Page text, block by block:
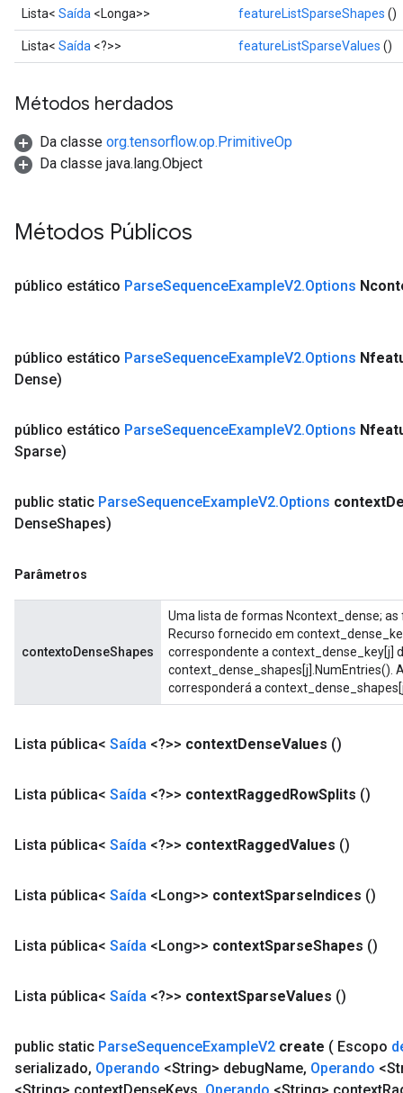
Lista< Saída <Longa>> featureListSparseShapes ()
Lista< Saída <?>> featureListSparseValues ()
Métodos herdados
Da classe org.tensorflow.op.PrimitiveOp
Da classe java.lang.Object
Métodos Públicos
público estático ParseSequenceExampleV2.Options
público estático ParseSequenceExampleV2.Options
Dense)
público estático ParseSequenceExampleV2.Options
Sparse)
public static ParseSequenceExampleV2.Options context
DenseShapes)
Parâmetros
contextoDenseShapes
Uma lista de formas Ncontext_dense;
Recurso fornecido em
correspondente a context_dense_key[j]
context_dense_shapes[j].NumEntries().
corresponderá a
Lista pública< Saída <?>> contextDenseValues ()
Lista pública< Saída <?>> contextRaggedRowSplits ()
Lista pública< Saída <?>> contextRaggedValues ​​()
Lista pública< Saída <Long>> contextSparseIndices ()
Lista pública< Saída <Long>> contextSparseShapes ()
Lista pública< Saída <?>> contextSparseValues ()
public static ParseSequenceExampleV2 create ( Escopo
serializado, Operando <String> debugName, Operando